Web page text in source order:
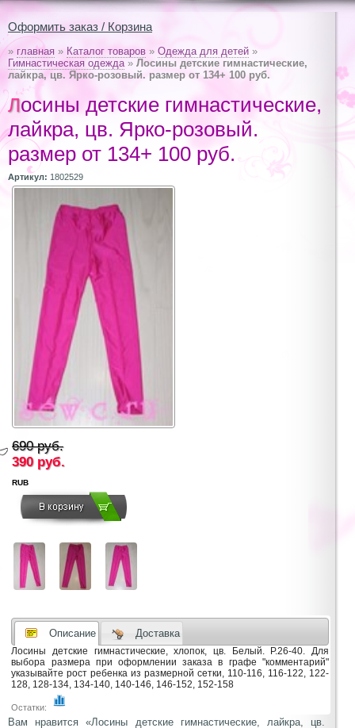
Оформить заказ / Корзина
» главная » Каталог товаров » Одежда для детей »
Гимнастическая одежда» Лосины детские гимнастические,
лайкра, цв. Ярко-розовый. размер от 134+ 100 руб.
Лосины детские гимнастические,
лайкра, цв. Ярко-розовый.
размер от 134+ 100 руб.
Артикул: 1802529
690 руб.
390 руб.
RUB
Описание Доставка
Лосины детские гимнастические, хлопок, цв. Белый. Р.26-40. Для
выбора размера при оформлении заказа в графе "комментарий"
указывайте рост ребенка из размерной сетки, 110-116, 116-122, 122-
128, 128-134, 134-140, 140-146, 146-152, 152-158
Остатки:
Вам нравится «Лосины детские гимнастические, лайкра, цв.